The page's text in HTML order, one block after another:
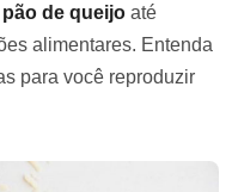
de queijo até
alimentares. Entenda
para você reproduzir